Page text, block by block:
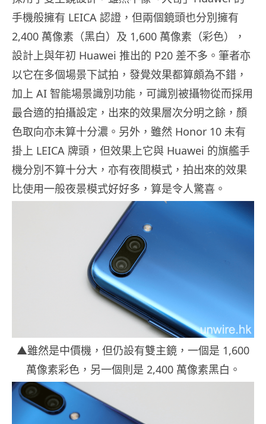
手機般擁有 LEICA 認證，但兩個鏡頭也分別擁有
2,400 萬像素（黑白）及 1,600 萬像素（彩色），
設計上與年初 Huawei 推出的 P20 差不多。筆者亦
以它在多個場景下試拍，發覺效果都算頗為不錯，
加上 AI 智能場景識別功能，可識別被攝物從而採用
最合適的拍攝設定，出來的效果層次分明之餘，顏
色取向亦未算十分濃。另外，雖然 Honor 10 未有
掛上 LEICA 牌頭，但效果上它與 Huawei 的旗艦手
機分別不算十分大，亦有夜間模式，拍出來的效果
比使用一般夜景模式好好多，算是令人驚喜。
▲雖然是中價機，但仍設有雙主鏡，一個是 1,600
萬像素彩色，另一個則是 2,400 萬像素黑白。